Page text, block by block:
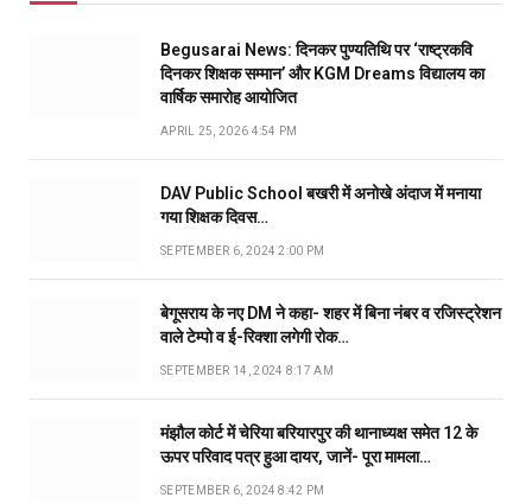
Begusarai News: दिनकर पुण्यतिथि पर ‘राष्ट्रकवि
दिनकर शिक्षक सम्मान’ और KGM Dreams विद्यालय का
वार्षिक समारोह आयोजित
APRIL 25, 2026 4:54 PM
DAV Public School बखरी में अनोखे अंदाज में मनाया
गया शिक्षक दिवस…
SEPTEMBER 6, 2024 2:00 PM
बेगूसराय के नए DM ने कहा- शहर में बिना नंबर व रजिस्ट्रेशन
वाले टेम्पो व ई-रिक्शा लगेगी रोक…
SEPTEMBER 14, 2024 8:17 AM
मंझौल कोर्ट में चेरिया बरियारपुर की थानाध्यक्ष समेत 12 के
ऊपर परिवाद पत्र हुआ दायर, जानें- पूरा मामला…
SEPTEMBER 6, 2024 8:42 PM